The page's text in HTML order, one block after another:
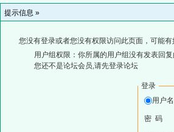
提示信息 »
您没有登录或者您没有权限访问此页面，可能
用户组权限：你所属的用户组没有发表回
您还不是论坛会员,请先登录论坛
登录
用户
密 码